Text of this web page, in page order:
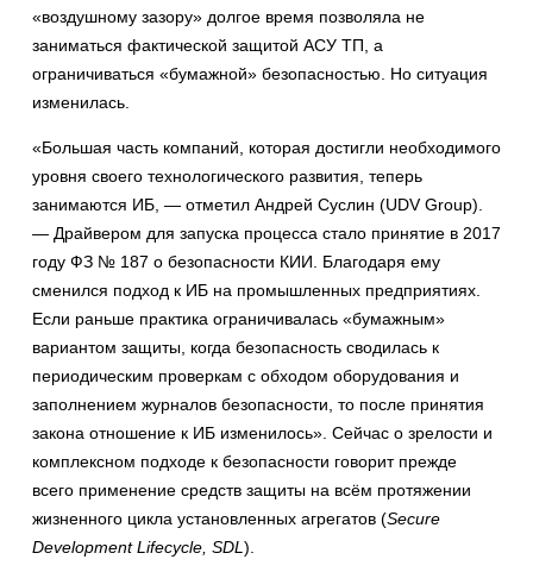
«воздушному зазору» долгое время позволяла не
заниматься фактической защитой АСУ ТП, а
ограничиваться «бумажной» безопасностью. Но ситуация
изменилась.
«Большая часть компаний, которая достигли необходимого
уровня своего технологического развития, теперь
занимаются ИБ, — отметил Андрей Суслин (UDV Group).
— Драйвером для запуска процесса стало принятие в 2017
году ФЗ № 187 о безопасности КИИ. Благодаря ему
сменился подход к ИБ на промышленных предприятиях.
Если раньше практика ограничивалась «бумажным»
вариантом защиты, когда безопасность сводилась к
периодическим проверкам с обходом оборудования и
заполнением журналов безопасности, то после принятия
закона отношение к ИБ изменилось». Сейчас о зрелости и
комплексном подходе к безопасности говорит прежде
всего применение средств защиты на всём протяжении
жизненного цикла установленных агрегатов (Secure
Development Lifecycle, SDL).